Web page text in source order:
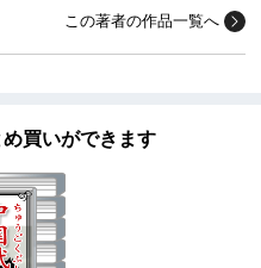
この著者の作品一覧へ
買いができます